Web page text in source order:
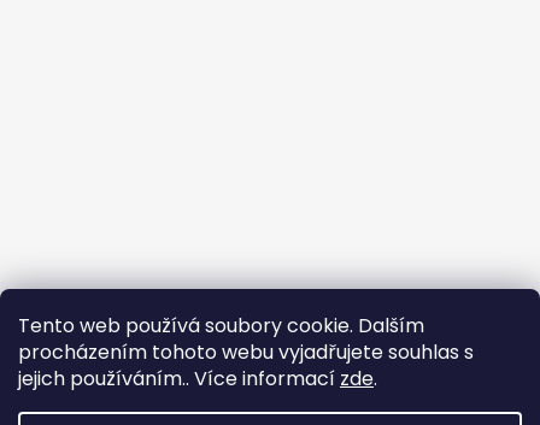
Tento web používá soubory cookie. Dalším
procházením tohoto webu vyjadřujete souhlas s
jejich používáním.. Více informací zde.